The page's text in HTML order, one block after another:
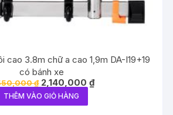
cao 3.8m chữ a cao 1,9m DA-I19+19
có bánh xe
₫ Giá
gốc
là:
3,550,000 ₫.
2,140,000₫Giá
hiện
THÊM VÀO GIỎ HÀNG